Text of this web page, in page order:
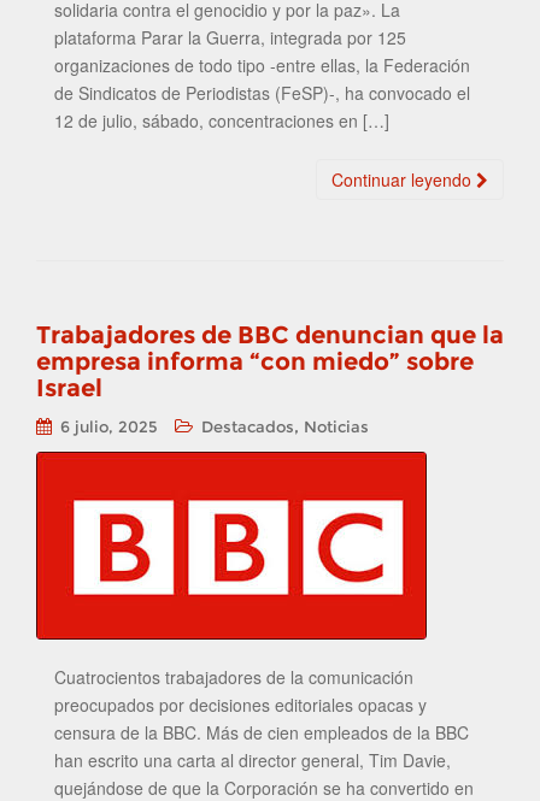
solidaria contra el genocidio y por la paz». La
plataforma Parar la Guerra, integrada por 125
organizaciones de todo tipo -entre ellas, la Federación
de Sindicatos de Periodistas (FeSP)-, ha convocado el
12 de julio, sábado, concentraciones en […]
Continuar leyendo
Trabajadores de BBC denuncian que la
empresa informa “con miedo” sobre
Israel
6 julio, 2025 Destacados, Noticias
Cuatrocientos trabajadores de la comunicación
preocupados por decisiones editoriales opacas y
censura de la BBC. Más de cien empleados de la BBC
han escrito una carta al director general, Tim Davie,
quejándose de que la Corporación se ha convertido en